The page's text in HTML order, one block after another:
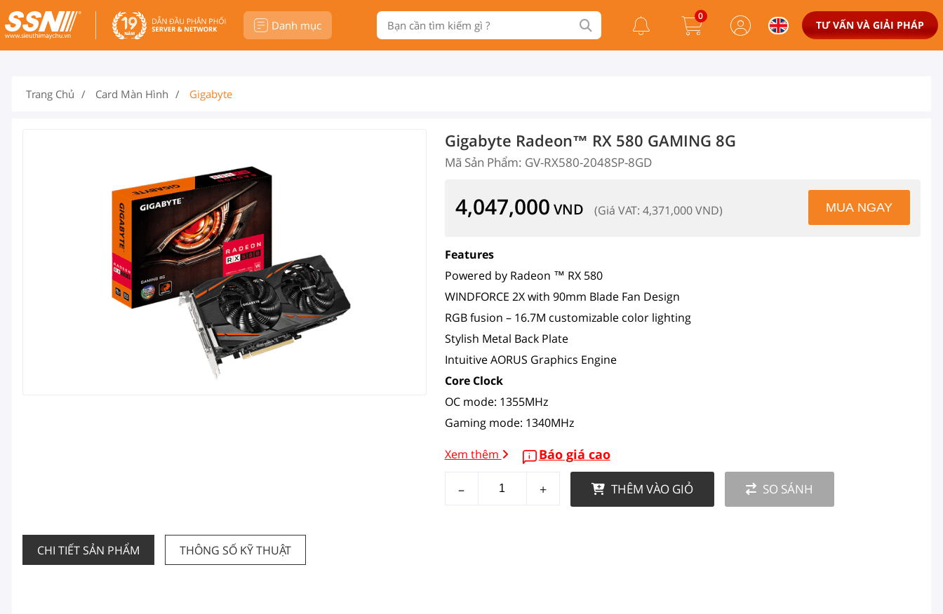
Danh mục
0
TƯ VẤN VÀ GIẢI PHÁP
Trang Chủ Card Màn Hình Gigabyte
Gigabyte Radeon™ RX 580 GAMING 8G
Mã Sản Phẩm: GV-RX580-2048SP-8GD
4,047,000 VND (Giá VAT: 4,371,000 VND)
Features
Powered by Radeon ™ RX 580
WINDFORCE 2X with 90mm Blade Fan Design
RGB fusion – 16.7M customizable color lighting
Stylish Metal Back Plate
Intuitive AORUS Graphics Engine
Core Clock
OC mode: 1355MHz
Gaming mode: 1340MHz
Xem thêm Báo giá cao
– + THÊM VÀO GIỎ SO SÁNH
CHI TIẾT SẢN PHẨM THÔNG SỐ KỸ THUẬT